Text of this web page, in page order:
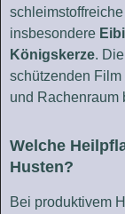
insbesondere
Königskerze.
schützenden
und Rachenraum
Welche
Husten?
Bei produktivem